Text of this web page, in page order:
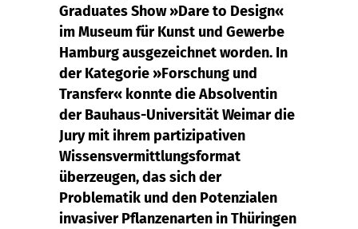
Graduates Show »Dare to Design«
im Museum für Kunst und Gewerbe
Hamburg ausgezeichnet worden. In
der Kategorie »Forschung und
Transfer« konnte die Absolventin
der Bauhaus-Universität Weimar die
Jury mit ihrem partizipativen
Wissensvermittlungsformat
überzeugen, das sich der
Problematik und den Potenzialen
invasiver Pflanzenarten in Thüringen